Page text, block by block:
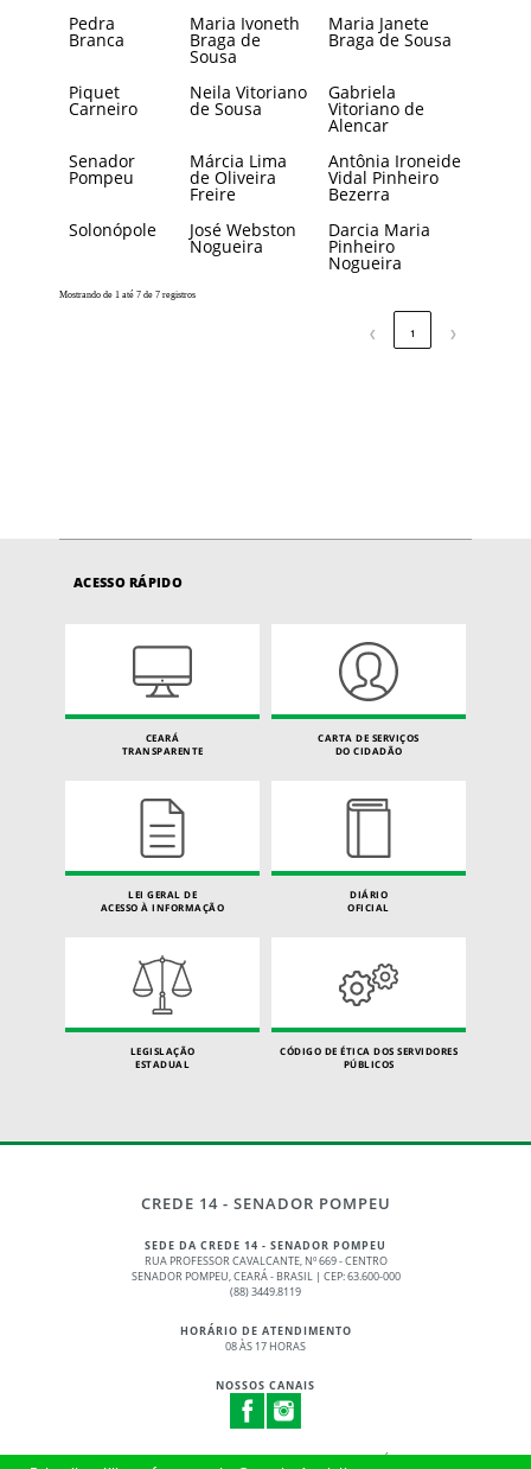
Pedra
Branca
Maria Ivoneth
Braga de
Sousa
Maria Janete
Braga de Sousa
Piquet
Carneiro
Neila Vitoriano
de Sousa
Gabriela
Vitoriano de
Alencar
Senador
Pompeu
Márcia Lima
de Oliveira
Freire
Antônia Ironeide
Vidal Pinheiro
Bezerra
Solonópole
José Webston
Nogueira
Darcia Maria
Pinheiro
Nogueira
Mostrando de 1 até 7 de 7 registros
❮ 1 ❯
ACESSO RÁPIDO
CEARÁ
TRANSPARENTE
CARTA DE SERVIÇOS
DO CIDADÃO
LEI GERAL DE
ACESSO À INFORMAÇÃO
DIÁRIO
OFICIAL
LEGISLAÇÃO
ESTADUAL
CÓDIGO DE ÉTICA DOS SERVIDORES
PÚBLICOS
CREDE 14 - SENADOR POMPEU
SEDE DA CREDE 14 - SENADOR POMPEU
RUA PROFESSOR CAVALCANTE, Nº 669 - CENTRO
SENADOR POMPEU, CEARÁ - BRASIL | CEP: 63.600-000
(88) 3449.8119
HORÁRIO DE ATENDIMENTO
08 ÀS 17 HORAS
NOSSOS CANAIS
© 2017 - 2026 – GOVERNO DO ESTADO DO CEARÁ